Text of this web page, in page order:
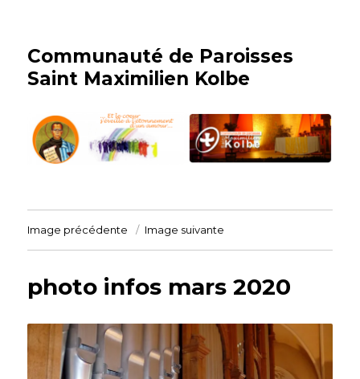
Communauté de Paroisses
Saint Maximilien Kolbe
Image précédente Image suivante
photo infos mars 2020